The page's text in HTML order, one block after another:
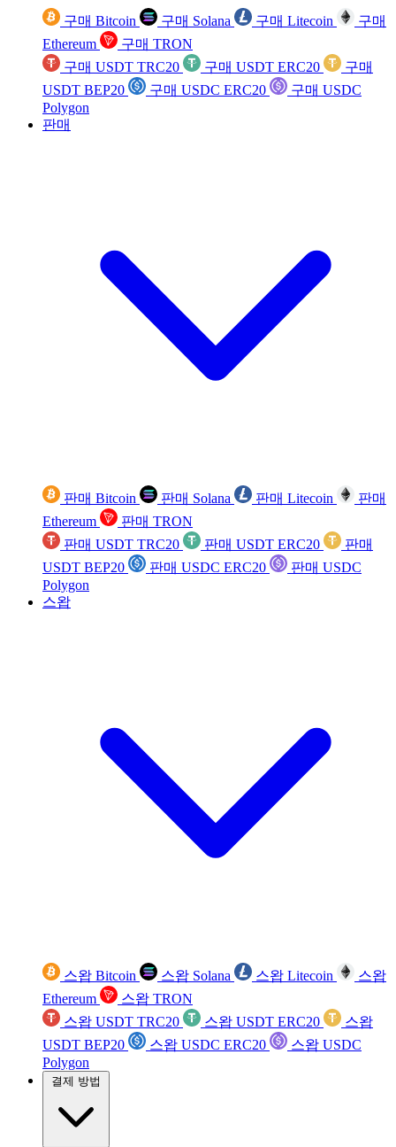
구매 Bitcoin 구매 Solana 구매 Litecoin
구매
Ethereum
구매 TRON
구매 USDT TRC20
구매 USDT ERC20
구매
USDT BEP20
구매 USDC ERC20
구매 USDC
Polygon
판매
판매 Bitcoin 판매 Solana 판매 Litecoin
판매
Ethereum
판매 TRON
판매 USDT TRC20
판매 USDT ERC20
판매
USDT BEP20
판매 USDC ERC20
판매 USDC
Polygon
스왑
스왑 Bitcoin 스왑 Solana 스왑 Litecoin
스왑
Ethereum
스왑 TRON
스왑 USDT TRC20
스왑 USDT ERC20
스왑
USDT BEP20
스왑 USDC ERC20
스왑 USDC
Polygon
결제 방법